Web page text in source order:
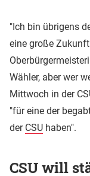
"Ich bin übrigens
eine große
Wähler, aber wer
Mittwoch in der
"für eine der
der CSU haben".
CSU will